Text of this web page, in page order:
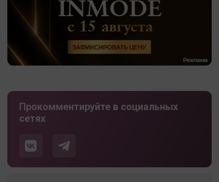
Прокомментируйте в социальных
сетях